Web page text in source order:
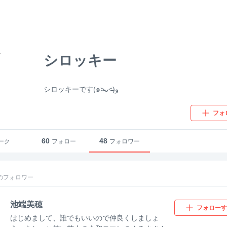
シロッキー
シロッキーです(๑˃̵ᴗ˂̵)و
フォ
ク 60 フォロー 48 フォロワー
フォロワー
池端美穂
はじめまして、誰でもいいので仲良くしましょ
フォロー